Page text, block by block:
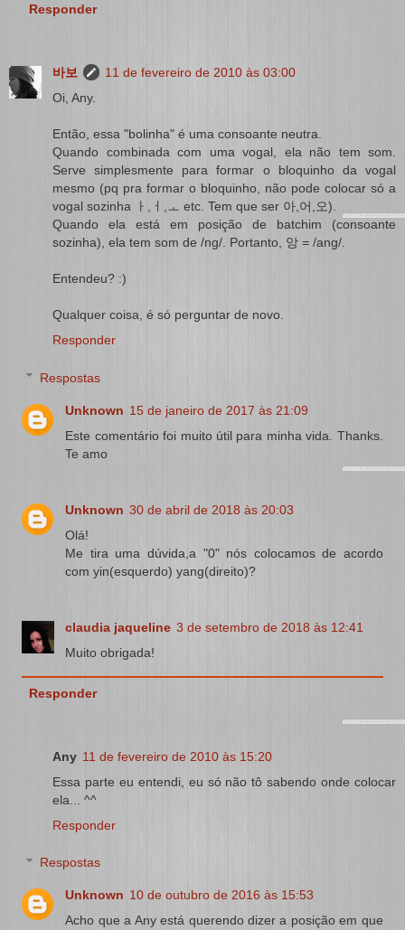
Responder
바보
11 de fevereiro de 2010 às 03:00
Oi, Any.
Então, essa "bolinha" é uma consoante neutra.
Quando combinada com uma vogal, ela não tem som.
Serve simplesmente para formar o bloquinho da vogal
mesmo (pq pra formar o bloquinho, não pode colocar só a
vogal sozinha ㅏ,ㅓ,ㅗ etc. Tem que ser 아,어,오).
Quando ela está em posição de batchim (consoante
sozinha), ela tem som de /ng/. Portanto, 앙 = /ang/.
Entendeu? :)
Qualquer coisa, é só perguntar de novo.
Responder
Respostas
Unknown 15 de janeiro de 2017 às 21:09
Este comentário foi muito útil para minha vida. Thanks.
Te amo
Unknown 30 de abril de 2018 às 20:03
Olá!
Me tira uma dúvida,a "0" nós colocamos de acordo
com yin(esquerdo) yang(direito)?
claudia jaqueline 3 de setembro de 2018 às 12:41
Muito obrigada!
Responder
Any 11 de fevereiro de 2010 às 15:20
Essa parte eu entendi, eu só não tô sabendo onde colocar
ela... ^^
Responder
Respostas
Unknown 10 de outubro de 2016 às 15:53
Acho que a Any está querendo dizer a posição em que